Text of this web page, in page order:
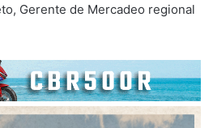
Gerente de Mercadeo regional